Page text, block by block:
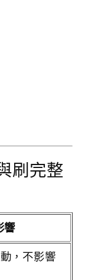
刷完整
響
，不影響